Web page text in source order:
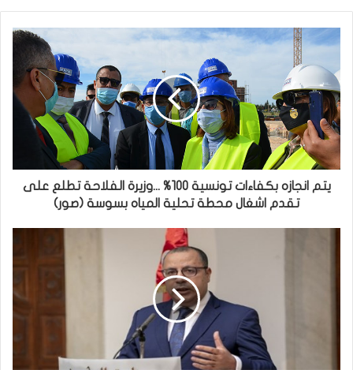
يتم انجازه بكفاءات تونسية 100% ...وزيرة الفلاحة تطلع على
تقدم اشغال محطة تحلية المياه بسوسة (صور)